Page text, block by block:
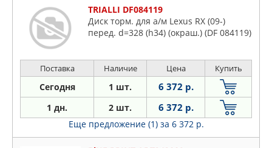
TRIALLI DF084119
Диск торм. для а/м Lexus RX (09-)
перед. d=328 (h34) (окраш.) (DF 084119)
Поставка Наличие Цена Купить
Сегодня 1 шт. 6 372 р.
1 дн. 2 шт. 6 372 р.
Еще предложение (1) за 6 372 р.